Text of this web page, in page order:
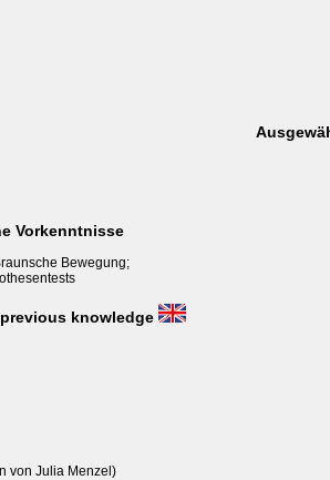
Vorkenntnisse
Bewegung;
knowledge
von Julia Menzel)